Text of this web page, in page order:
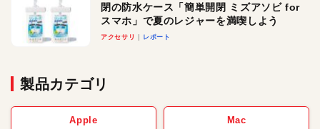
閉の防水ケース「簡単開閉 ミズアソビ for
スマホ」で夏のレジャーを満喫しよう
アクセサリ レポート
製品カテゴリ
Apple Mac